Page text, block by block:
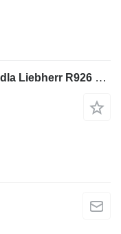
Zubové čerpadlo 9001693 na rýpadla Liebherr R926 COMP / R946 LC / R946 NLC